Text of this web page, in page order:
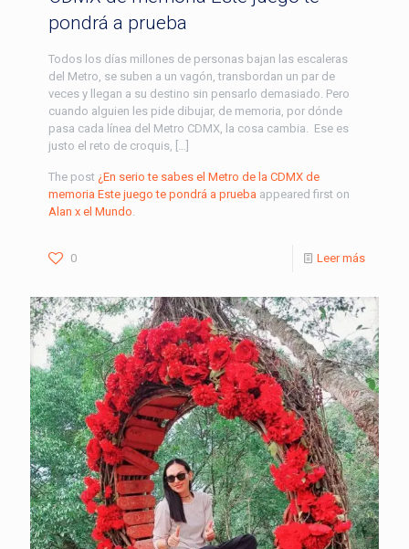
pondrá a prueba
Todos los días millones de personas bajan las escaleras
del Metro, se suben a un vagón, transbordan un par de
veces y llegan a su destino sin pensarlo demasiado. Pero
cuando alguien les pide dibujar, de memoria, por dónde
pasa cada línea del Metro CDMX, la cosa cambia. Ese es
justo el reto de croquis, […]
The post ¿En serio te sabes el Metro de la CDMX de
memoria Este juego te pondrá a prueba appeared first on
Alan x el Mundo
0 Leer más